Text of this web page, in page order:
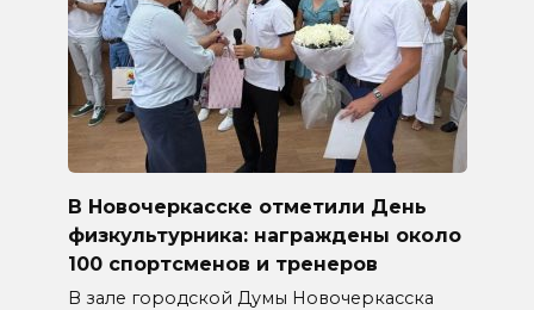
В Новочеркасске отметили День
физкультурника: награждены около
100 спортсменов и тренеров
В зале городской Думы Новочеркасска